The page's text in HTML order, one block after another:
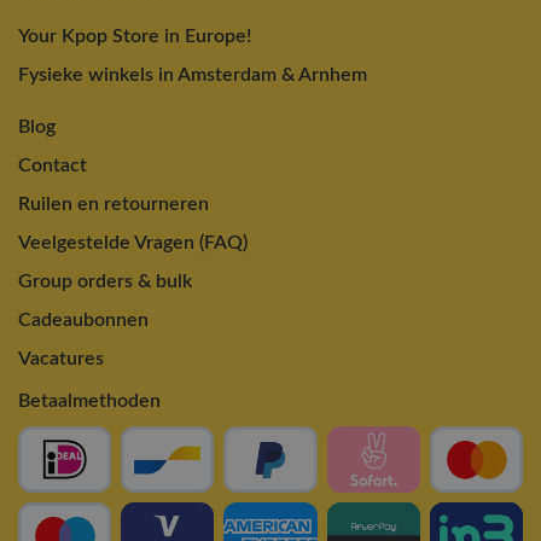
Your Kpop Store in Europe!
Fysieke winkels in Amsterdam & Arnhem
Blog
Contact
Ruilen en retourneren
Veelgestelde Vragen (FAQ)
Group orders & bulk
Cadeaubonnen
Vacatures
Betaalmethoden